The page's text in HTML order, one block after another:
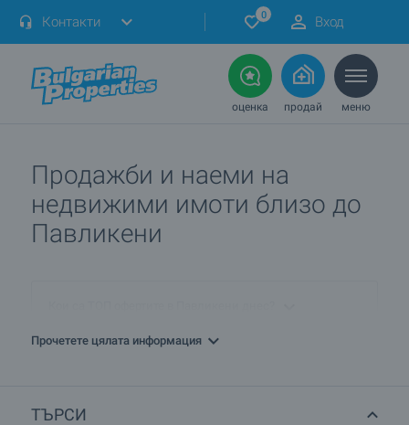
Контакти 0 Вход
оценка продай меню
Продажби и наеми на
недвижими имоти близо до
Павликени
ПРОДАВАМ имот в Павликени. Как мога да го обявя
Прочетете цялата информация
ТЪРСИ